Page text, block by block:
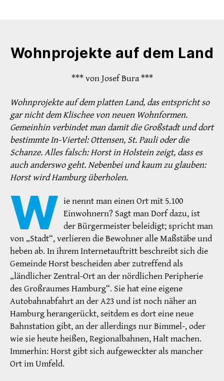
Wohnprojekte auf dem Land
*** von Josef Bura ***
Wohnprojekte auf dem platten Land, das entspricht so
gar nicht dem Klischee von neuen Wohnformen.
Gemeinhin verbindet man damit die Großstadt und dort
bestimmte In-Viertel: Ottensen, St. Pauli oder die
Schanze. Alles falsch: Horst in Holstein zeigt, dass es
auch anderswo geht. Nebenbei und kaum zu glauben:
Horst wird Hamburg überholen.
W ie nennt man einen Ort mit 5.100
Einwohnern? Sagt man Dorf dazu, ist
der Bürgermeister beleidigt; spricht man
von „Stadt“, verlieren die Bewohner alle Maßstäbe und
heben ab. In ihrem Internetauftritt beschreibt sich die
Gemeinde Horst bescheiden aber zutreffend als
„ländlicher Zentral-Ort an der nördlichen Peripherie
des Großraumes Hamburg“. Sie hat eine eigene
Autobahnabfahrt an der A23 und ist noch näher an
Hamburg herangerückt, seitdem es dort eine neue
Bahnstation gibt, an der allerdings nur Bimmel-, oder
wie sie heute heißen, Regionalbahnen, Halt machen.
Immerhin: Horst gibt sich aufgeweckter als mancher
Ort im Umfeld.